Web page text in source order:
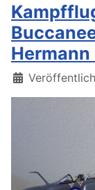
Hermann
Details